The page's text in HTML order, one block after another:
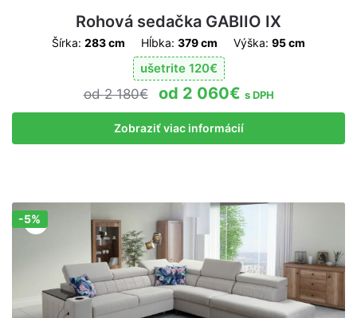
Rohová sedačka GABIIO IX
Šírka: 283 cm Hĺbka: 379 cm Výška: 95 cm
ušetrite 120€
2 180€ 2 060€ s DPH
Zobraziť viac informácií
Zľava!
-5%